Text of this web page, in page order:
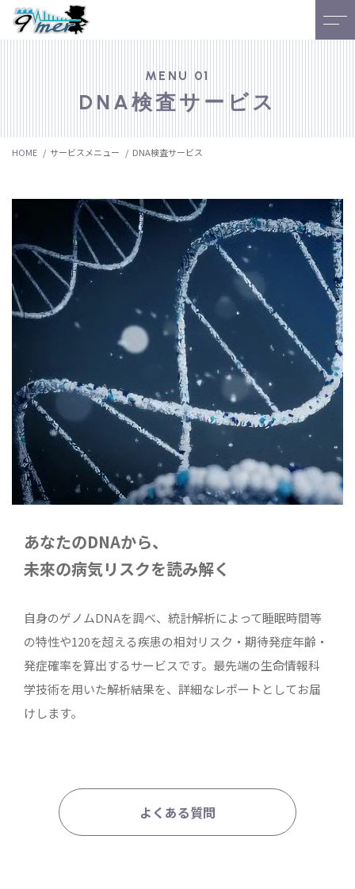
当社について
サービス
お客様の声
スタッフ
ブログ
NEWS
アクセス
研究室
ご予約・お問い合わせ
080-5180-9605
メールでのご予約
CONTACT
MENU 01
DNA検査サービス
HOME サービスメニュー DNA検査サービス
あなたのDNAから、
未來の病気リスクを読み解く
自身のゲノムDNAを調べ、統計解析によって睡眠時間等
の特性や120を超える疾患の相対リスク・期待発症年齢・
発症確率を算出するサービスです。最先端の生命情報科
学技術を用いた解析結果を、詳細なレポートとしてお届
けします。
よくある質問